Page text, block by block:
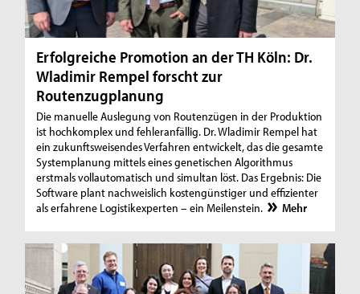
Erfolgreiche Promotion an der TH Köln: Dr.
Wladimir Rempel forscht zur
Routenzugplanung
Die manuelle Auslegung von Routenzügen in der Produktion
ist hochkomplex und fehleranfällig. Dr. Wladimir Rempel hat
ein zukunftsweisendes Verfahren entwickelt, das die gesamte
Systemplanung mittels eines genetischen Algorithmus
erstmals vollautomatisch und simultan löst. Das Ergebnis: Die
Software plant nachweislich kostengünstiger und effizienter
als erfahrene Logistikexperten – ein Meilenstein.
Mehr